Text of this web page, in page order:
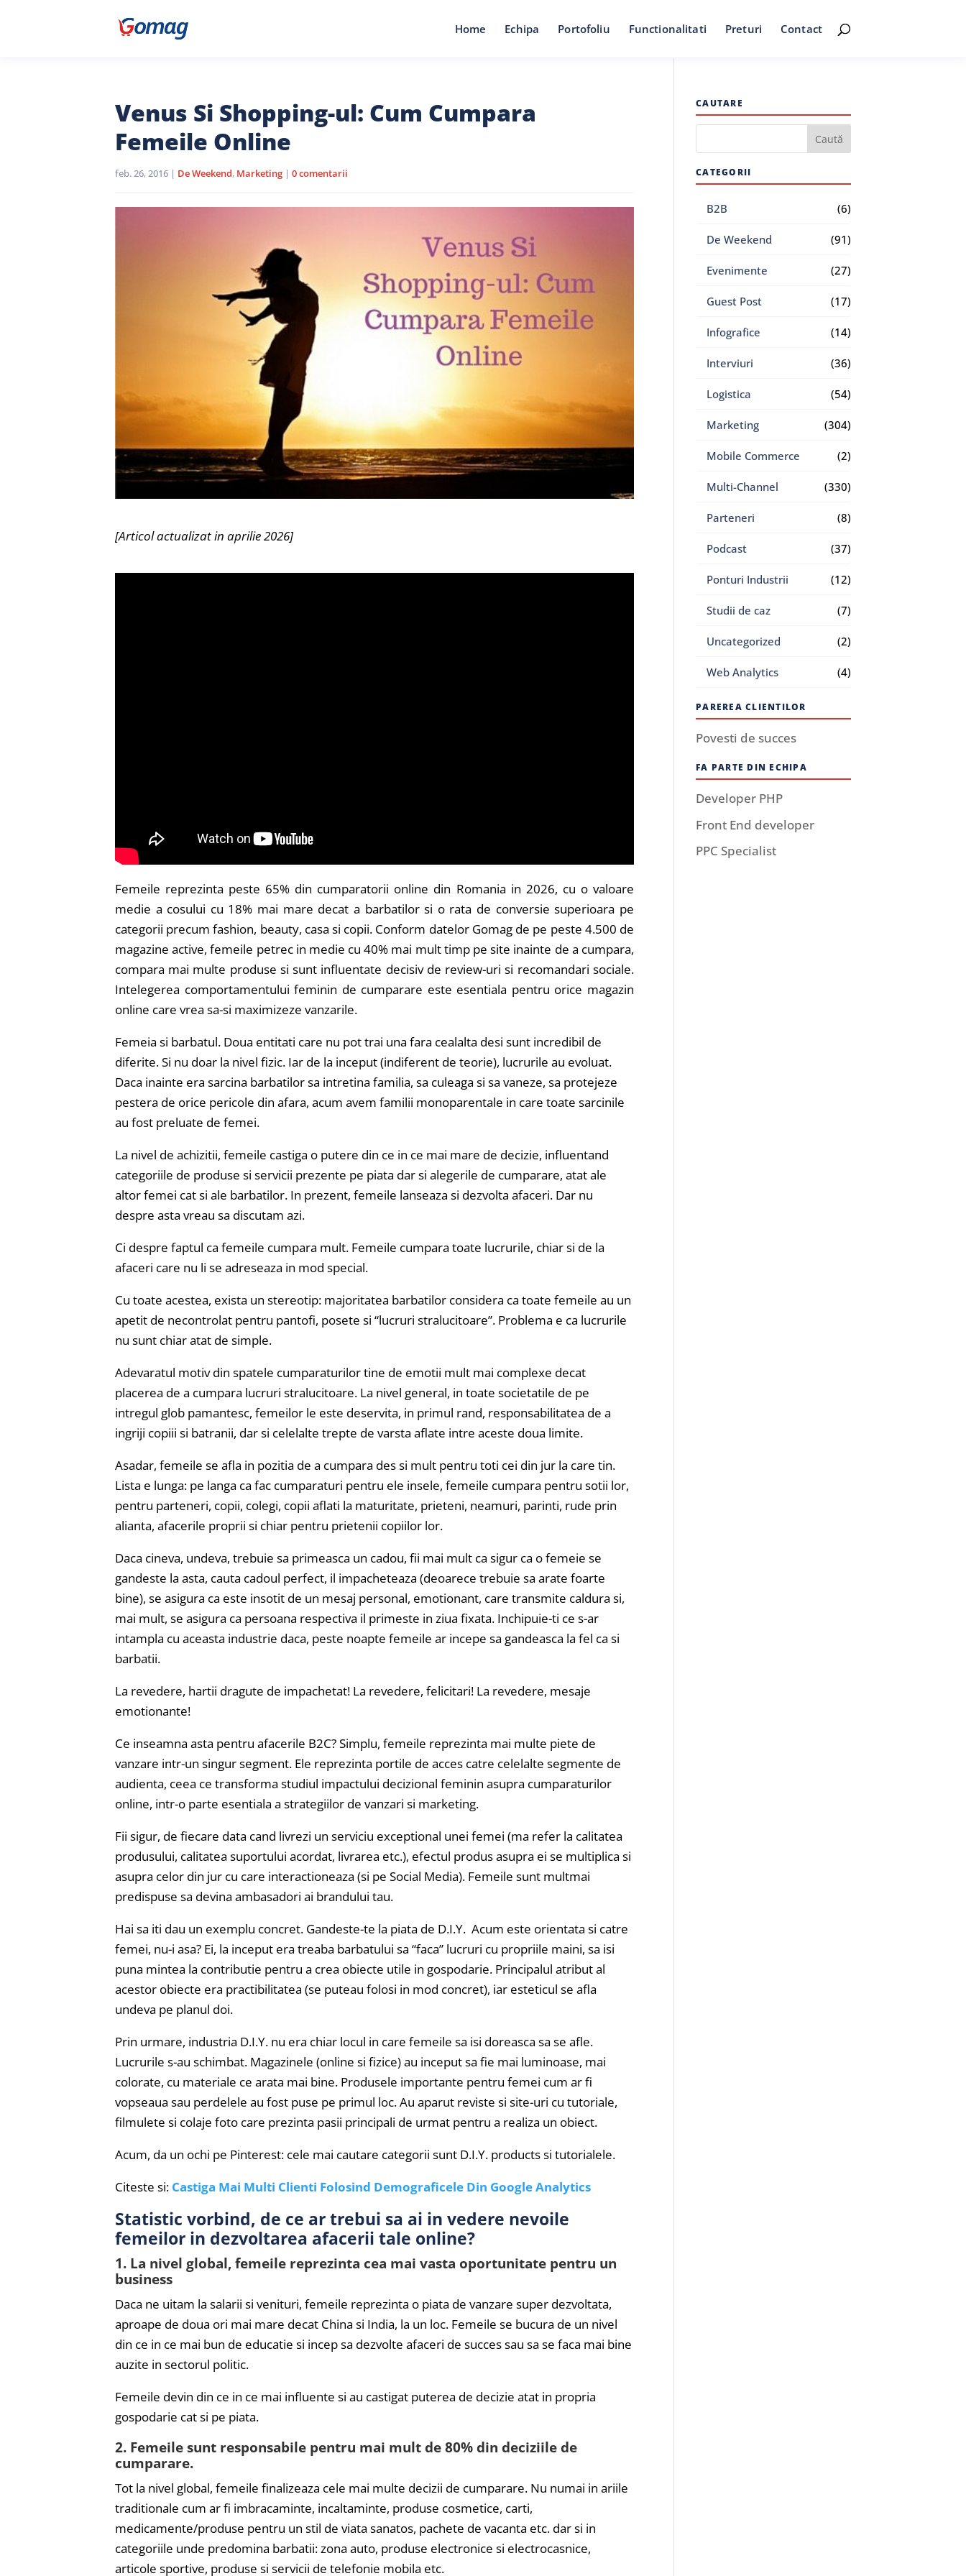
Home Echipa Portofoliu Functionalitati Preturi Contact
Venus Si Shopping-ul: Cum Cumpara
Femeile Online
feb. 26, 2016 | De Weekend, Marketing | 0 comentarii
[Articol actualizat in aprilie 2026]
Femeile reprezinta peste 65% din cumparatorii online din Romania in 2026, cu o valoare
medie a cosului cu 18% mai mare decat a barbatilor si o rata de conversie superioara pe
categorii precum fashion, beauty, casa si copii. Conform datelor Gomag de pe peste 4.500 de
magazine active, femeile petrec in medie cu 40% mai mult timp pe site inainte de a cumpara,
compara mai multe produse si sunt influentate decisiv de review-uri si recomandari sociale.
Intelegerea comportamentului feminin de cumparare este esentiala pentru orice magazin
online care vrea sa-si maximizeze vanzarile.
Femeia si barbatul. Doua entitati care nu pot trai una fara cealalta desi sunt incredibil de
diferite. Si nu doar la nivel fizic. Iar de la inceput (indiferent de teorie), lucrurile au evoluat.
Daca inainte era sarcina barbatilor sa intretina familia, sa culeaga si sa vaneze, sa protejeze
pestera de orice pericole din afara, acum avem familii monoparentale in care toate sarcinile
au fost preluate de femei.
La nivel de achizitii, femeile castiga o putere din ce in ce mai mare de decizie, influentand
categoriile de produse si servicii prezente pe piata dar si alegerile de cumparare, atat ale
altor femei cat si ale barbatilor. In prezent, femeile lanseaza si dezvolta afaceri. Dar nu
despre asta vreau sa discutam azi.
Ci despre faptul ca femeile cumpara mult. Femeile cumpara toate lucrurile, chiar si de la
afaceri care nu li se adreseaza in mod special.
Cu toate acestea, exista un stereotip: majoritatea barbatilor considera ca toate femeile au un
apetit de necontrolat pentru pantofi, posete si “lucruri stralucitoare”. Problema e ca lucrurile
nu sunt chiar atat de simple.
Adevaratul motiv din spatele cumparaturilor tine de emotii mult mai complexe decat
placerea de a cumpara lucruri stralucitoare. La nivel general, in toate societatile de pe
intregul glob pamantesc, femeilor le este deservita, in primul rand, responsabilitatea de a
ingriji copiii si batranii, dar si celelalte trepte de varsta aflate intre aceste doua limite.
Asadar, femeile se afla in pozitia de a cumpara des si mult pentru toti cei din jur la care tin.
Lista e lunga: pe langa ca fac cumparaturi pentru ele insele, femeile cumpara pentru sotii lor,
pentru parteneri, copii, colegi, copii aflati la maturitate, prieteni, neamuri, parinti, rude prin
alianta, afacerile proprii si chiar pentru prietenii copiilor lor.
Daca cineva, undeva, trebuie sa primeasca un cadou, fii mai mult ca sigur ca o femeie se
gandeste la asta, cauta cadoul perfect, il impacheteaza (deoarece trebuie sa arate foarte
bine), se asigura ca este insotit de un mesaj personal, emotionant, care transmite caldura si,
mai mult, se asigura ca persoana respectiva il primeste in ziua fixata. Inchipuie-ti ce s-ar
intampla cu aceasta industrie daca, peste noapte femeile ar incepe sa gandeasca la fel ca si
barbatii.
La revedere, hartii dragute de impachetat! La revedere, felicitari! La revedere, mesaje
emotionante!
Ce inseamna asta pentru afacerile B2C? Simplu, femeile reprezinta mai multe piete de
vanzare intr-un singur segment. Ele reprezinta portile de acces catre celelalte segmente de
audienta, ceea ce transforma studiul impactului decizional feminin asupra cumparaturilor
online, intr-o parte esentiala a strategiilor de vanzari si marketing.
Fii sigur, de fiecare data cand livrezi un serviciu exceptional unei femei (ma refer la calitatea
produsului, calitatea suportului acordat, livrarea etc.), efectul produs asupra ei se multiplica si
asupra celor din jur cu care interactioneaza (si pe Social Media). Femeile sunt multmai
predispuse sa devina ambasadori ai brandului tau.
Hai sa iti dau un exemplu concret. Gandeste-te la piata de D.I.Y. Acum este orientata si catre
femei, nu-i asa? Ei, la inceput era treaba barbatului sa “faca” lucruri cu propriile maini, sa isi
puna mintea la contributie pentru a crea obiecte utile in gospodarie. Principalul atribut al
acestor obiecte era practibilitatea (se puteau folosi in mod concret), iar esteticul se afla
undeva pe planul doi.
Prin urmare, industria D.I.Y. nu era chiar locul in care femeile sa isi doreasca sa se afle.
Lucrurile s-au schimbat. Magazinele (online si fizice) au inceput sa fie mai luminoase, mai
colorate, cu materiale ce arata mai bine. Produsele importante pentru femei cum ar fi
vopseaua sau perdelele au fost puse pe primul loc. Au aparut reviste si site-uri cu tutoriale,
filmulete si colaje foto care prezinta pasii principali de urmat pentru a realiza un obiect.
Acum, da un ochi pe Pinterest: cele mai cautare categorii sunt D.I.Y. products si tutorialele.
Citeste si: Castiga Mai Multi Clienti Folosind Demograficele Din Google Analytics
Statistic vorbind, de ce ar trebui sa ai in vedere nevoile
femeilor in dezvoltarea afacerii tale online?
1. La nivel global, femeile reprezinta cea mai vasta oportunitate pentru un
business
Daca ne uitam la salarii si venituri, femeile reprezinta o piata de vanzare super dezvoltata,
aproape de doua ori mai mare decat China si India, la un loc. Femeile se bucura de un nivel
din ce in ce mai bun de educatie si incep sa dezvolte afaceri de succes sau sa se faca mai bine
auzite in sectorul politic.
Femeile devin din ce in ce mai influente si au castigat puterea de decizie atat in propria
gospodarie cat si pe piata.
2. Femeile sunt responsabile pentru mai mult de 80% din deciziile de
cumparare.
Tot la nivel global, femeile finalizeaza cele mai multe decizii de cumparare. Nu numai in ariile
traditionale cum ar fi imbracaminte, incaltaminte, produse cosmetice, carti,
medicamente/produse pentru un stil de viata sanatos, pachete de vacanta etc. dar si in
categoriile unde predomina barbatii: zona auto, produse electronice si electrocasnice,
articole sportive, produse si servicii de telefonie mobila etc.
CAUTARE
CATEGORII
B2B (6)
De Weekend (91)
Evenimente (27)
Guest Post (17)
Infografice (14)
Interviuri (36)
Logistica (54)
Marketing (304)
Mobile Commerce (2)
Multi-Channel (330)
Parteneri (8)
Podcast (37)
Ponturi Industrii (12)
Studii de caz (7)
Uncategorized (2)
Web Analytics (4)
PAREREA CLIENTILOR
Povesti de succes
FA PARTE DIN ECHIPA
Developer PHP
Front End developer
PPC Specialist